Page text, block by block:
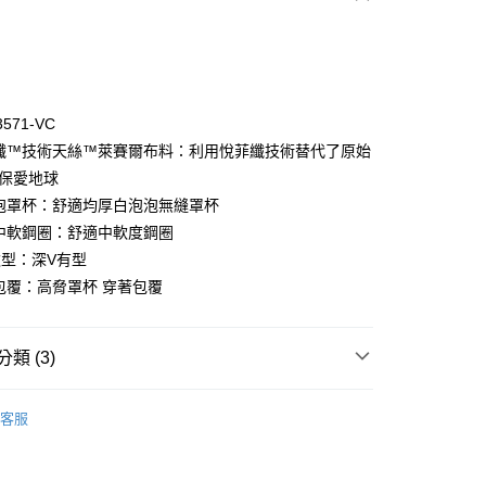
滿NT$1,000(含以上)免運費
貨
款
貨
VC
™技術天絲™萊賽爾布料：利用悅菲纖技術替代了原始
愛地球
罩杯：舒適均厚白泡泡無縫罩杯
軟鋼圈：舒適中軟度鋼圈
：深V有型
覆：高脅罩杯 穿著包覆
類 (3)
客服